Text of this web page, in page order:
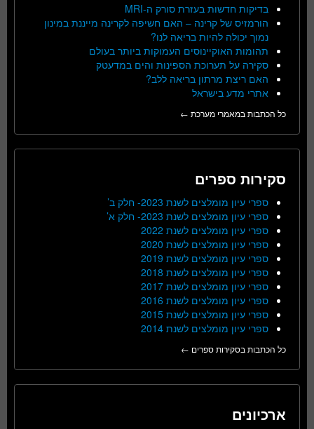
בדיקות חדשות בעזרת סורק ה-MRI
הורמזיס של קרינה – האם חשיפה לקרינה מייננת במינון
נמוך יכולה להיות בריאה לנו?
תהומות האוקיינוסים העמוקות ביותר בעולם
סקירה על תערוכת הספינות והים במדעטק
האם ריצת מרתון בריאה ללב?
אתרי מדע בישראל
כל הכתבות במאמרי מערכת ←
סקירות ספרים
ספרי עיון מומלצים לשנת 2023- חלק ב’
ספרי עיון מומלצים לשנת 2023- חלק א’
ספרי עיון מומלצים לשנת 2022
ספרי עיון מומלצים לשנת 2020
ספרי עיון מומלצים לשנת 2019
ספרי עיון מומלצים לשנת 2018
ספרי עיון מומלצים לשנת 2017
ספרי עיון מומלצים לשנת 2016
ספרי עיון מומלצים לשנת 2015
ספרי עיון מומלצים לשנת 2014
כל הכתבות בסקירות ספרים ←
ארכיונים